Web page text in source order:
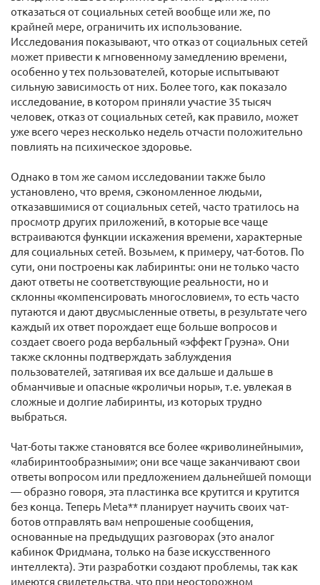
отказаться от социальных сетей вообще или же, по
крайней мере, ограничить их использование.
Исследования показывают, что отказ от социальных сетей
может привести к мгновенному замедлению времени,
особенно у тех пользователей, которые испытывают
сильную зависимость от них. Более того, как показало
исследование, в котором приняли участие 35 тысяч
человек, отказ от социальных сетей, как правило, может
уже всего через несколько недель отчасти положительно
повлиять на психическое здоровье.
Однако в том же самом исследовании также было
установлено, что время, сэкономленное людьми,
отказавшимися от социальных сетей, часто тратилось на
просмотр других приложений, в которые все чаще
встраиваются функции искажения времени, характерные
для социальных сетей. Возьмем, к примеру, чат-ботов. По
сути, они построены как лабиринты: они не только часто
дают ответы не соответствующие реальности, но и
склонны «компенсировать многословием», то есть часто
путаются и дают двусмысленные ответы, в результате чего
каждый их ответ порождает еще больше вопросов и
создает своего рода вербальный «эффект Груэна». Они
также склонны подтверждать заблуждения
пользователей, затягивая их все дальше и дальше в
обманчивые и опасные «кроличьи норы», т.е. увлекая в
сложные и долгие лабиринты, из которых трудно
выбраться.
Чат-боты также становятся все более «криволинейными»,
«лабиринтообразными»; они все чаще заканчивают свои
ответы вопросом или предложением дальнейшей помощи
— образно говоря, эта пластинка все крутится и крутится
без конца. Теперь Meta** планирует научить своих чат-
ботов отправлять вам непрошеные сообщения,
основанные на предыдущих разговорах (это аналог
кабинок Фридмана, только на базе искусственного
интеллекта). Эти разработки создают проблемы, так как
имеются свидетельства, что при неосторожном